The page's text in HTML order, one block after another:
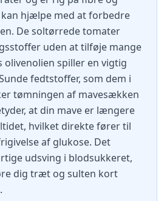
hjælpe med at forbedre
De soltørrede tomater
uden at tilføje mange
olivenolien spiller en vigtig
fedtstoffer, som dem i
tømningen af mavesækken
at din mave er længere
hvilket direkte fører til
af glukose. Det
udsving i blodsukkeret,
dig træt og sulten kort